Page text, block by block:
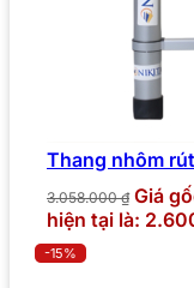
Thang nhôm
3.058.000₫ Giá
hiện tại là:
-15%